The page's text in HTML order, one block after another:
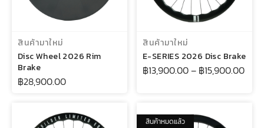
หยิบใส่ตะกร้า
สินค้ามาใหม่
Disc Wheel 2026 Rim
Brake
฿28,900.00
เลือกรูปแบบ
สินค้ามาใหม่
E-SERIES 2026 Disc Brake
฿13,900.00– ฿15,900.00
สินค้าหมดแล้ว